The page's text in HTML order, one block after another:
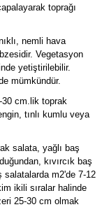
toprağı
nemli hava
Vegetasyon
yetiştirilebilir.
mümkündür.
cm.lik toprak
tınlı kumlu veya
salata, yağlı baş
kıvırcık baş
salatalarda m2'de 7-12
ikili sıralar halinde
25-30 cm olmak